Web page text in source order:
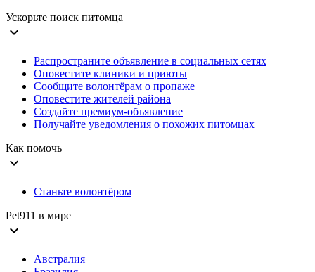
Ускорьте поиск питомца
expand_more
Распространите объявление в социальных сетях
Оповестите клиники и приюты
Сообщите волонтёрам о пропаже
Оповестите жителей района
Создайте премиум-объявление
Получайте уведомления о похожих питомцах
Как помочь
expand_more
Станьте волонтёром
Pet911 в мире
expand_more
Австралия